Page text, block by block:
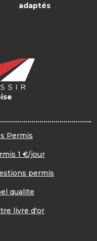
adaptés
Permis
1 €/jour
permis
qualite
livre d'or